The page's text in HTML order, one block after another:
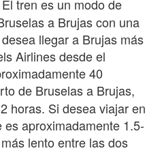
tren es un modo de
a Brujas con una
llegar a Brujas más
Airlines desde el
40
de Bruselas a Brujas,
horas. Si desea viajar en
aproximadamente 1.5-
lento entre las dos